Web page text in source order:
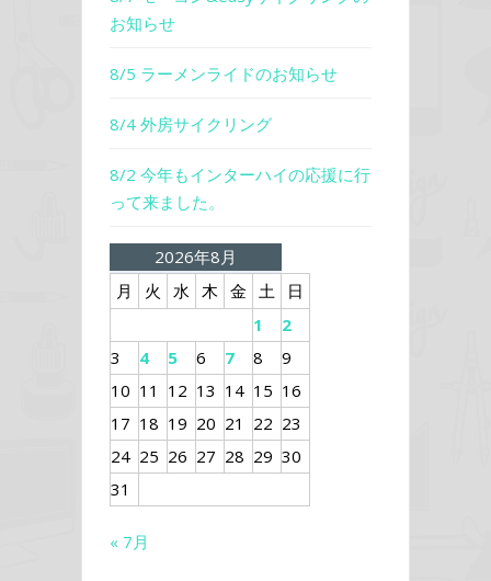
お知らせ
8/5 ラーメンライドのお知らせ
8/4 外房サイクリング
8/2 今年もインターハイの応援に行
って来ました。
2026年8月
月
火 水 木 金 土
日
1
2
3
4 5 6 7 8
9
10 11 12 13 14 15 16
17 18 19 20 21 22 23
24 25 26 27 28 29 30
31
« 7月